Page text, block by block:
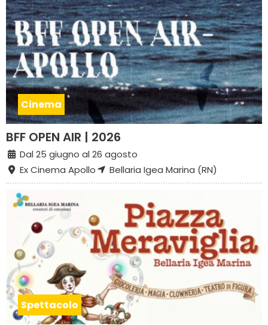
Cinema
BFF OPEN AIR | 2026
Dal 25 giugno al 26 agosto
Ex Cinema Apollo
Bellaria Igea Marina (RN)
Spettacolo